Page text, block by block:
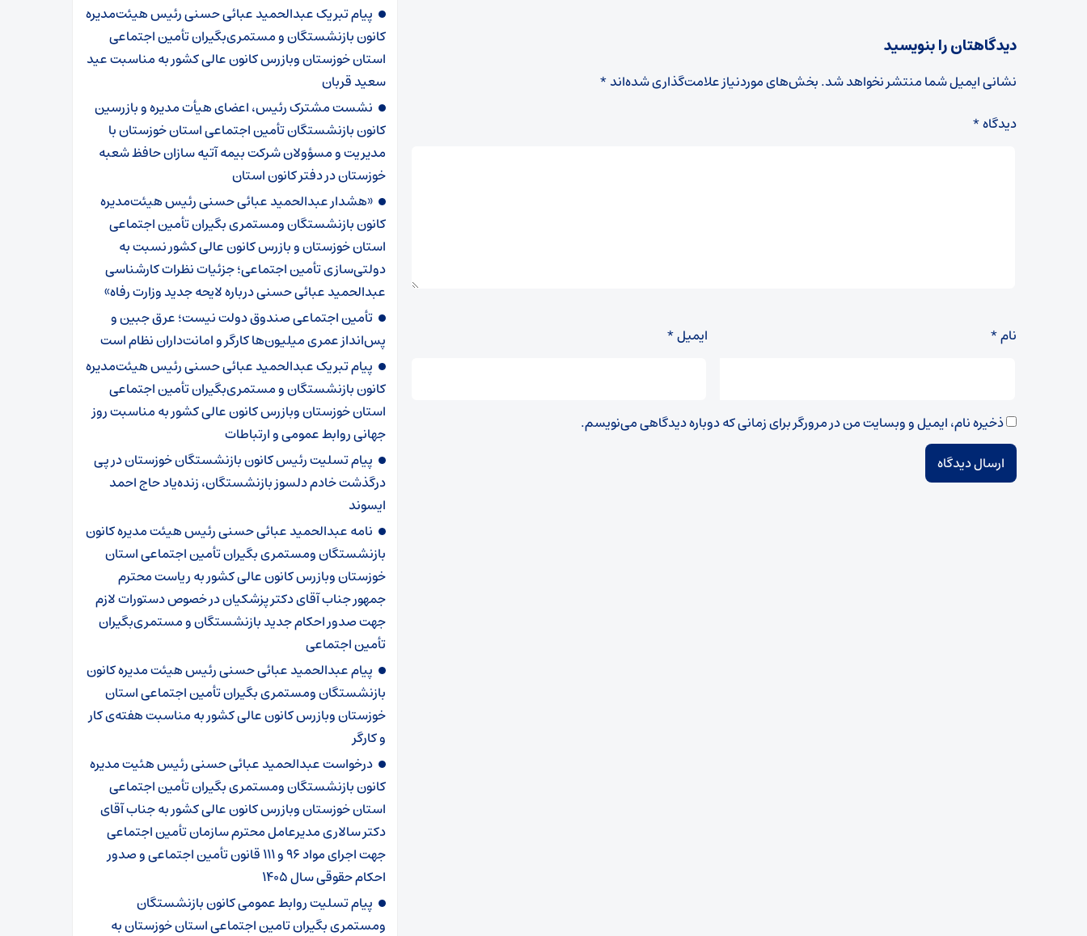
دیدگاهتان را بنویسید
نشانی ایمیل شما منتشر نخواهد شد.بخش‌های موردنیاز علامت‌گذاری شده‌اند*
دیدگاه*
نام* ایمیل*
ذخیره نام، ایمیل و وبسایت من در مرورگر برای زمانی که دوباره دیدگاهی می‌نویسم.
پیام تبریک عبدالحمید عبائی حسنی رئیس هیئت‌مدیره
کانون بازنشستگان و مستمری‌بگیران تأمین اجتماعی
استان خوزستان وبازرس کانون عالی کشور به مناسبت عید
سعید قربان
نشست مشترک رئیس، اعضای هیأت مدیره و بازرسین
کانون بازنشستگان تأمین اجتماعی استان خوزستان با
مدیریت و مسؤولان شرکت بیمه آتیه سازان حافظ شعبه
خوزستان در دفتر کانون استان
«هشدار عبدالحمید عبائی حسنی رئیس هیئت‌مدیره
کانون بازنشستگان ومستمری بگیران تأمین اجتماعی
استان خوزستان و بازرس کانون عالی کشور نسبت به
دولتی‌سازی تأمین اجتماعی؛ جزئیات نظرات کارشناسی
عبدالحمید عبائی حسنی درباره لایحه جدید وزارت رفاه»
تأمین اجتماعی صندوق دولت نیست؛ عرق جبین و
پس‌انداز عمری میلیون‌ها کارگر و امانت‌داران نظام است
پیام تبریک عبدالحمید عبائی حسنی رئیس هیئت‌مدیره
کانون بازنشستگان و مستمری‌بگیران تأمین اجتماعی
استان خوزستان وبازرس کانون عالی کشور به مناسبت روز
جهانی روابط عمومی و ارتباطات
پیام تسلیت رئیس کانون بازنشستگان خوزستان در پی
درگذشت خادم دلسوز بازنشستگان، زنده‌یاد حاج احمد
ایسوند
نامه عبدالحمید عبائی حسنی رئیس هیئت مدیره کانون
بازنشستگان ومستمری بگیران تأمین اجتماعی استان
خوزستان وبازرس کانون عالی کشور به ریاست محترم
جمهور جناب آقای دکتر پزشکیان در خصوص دستورات لازم
جهت صدور احکام جدید بازنشستگان و مستمری‌بگیران
تأمین اجتماعی
پیام عبدالحمید عبائی حسنی رئیس هیئت مدیره کانون
بازنشستگان ومستمری بگیران تأمین اجتماعی استان
خوزستان وبازرس کانون عالی کشور به مناسبت هفته‌ی کار
و کارگر
درخواست عبدالحمید عبائی حسنی رئیس هئیت مدیره
کانون بازنشستگان ومستمری بگیران تأمین اجتماعی
استان خوزستان وبازرس کانون عالی کشور به جناب آقای
دکتر سالاری مدیرعامل محترم سازمان تأمین اجتماعی
جهت اجرای مواد ۹۶ و ۱۱۱ قانون تأمین اجتماعی و صدور
احکام حقوقی سال ۱۴۰۵
پیام تسلیت روابط عمومی کانون بازنشستگان
ومستمری بگیران تامین اجتماعی استان خوزستان به